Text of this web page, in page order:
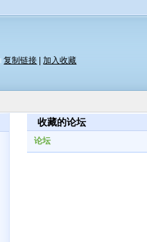
复制链接 |加入收藏
收藏的论坛
论坛